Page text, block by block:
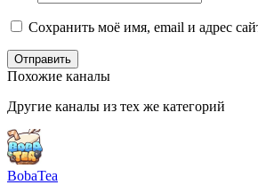
Сохранить моё имя, email и адрес
Отправить
Похожие каналы
Другие каналы из тех же категорий
BobaTea